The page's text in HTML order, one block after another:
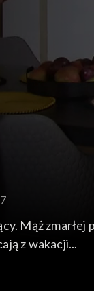
Mąż
z wakacji...